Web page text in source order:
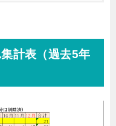
計表（過去5年